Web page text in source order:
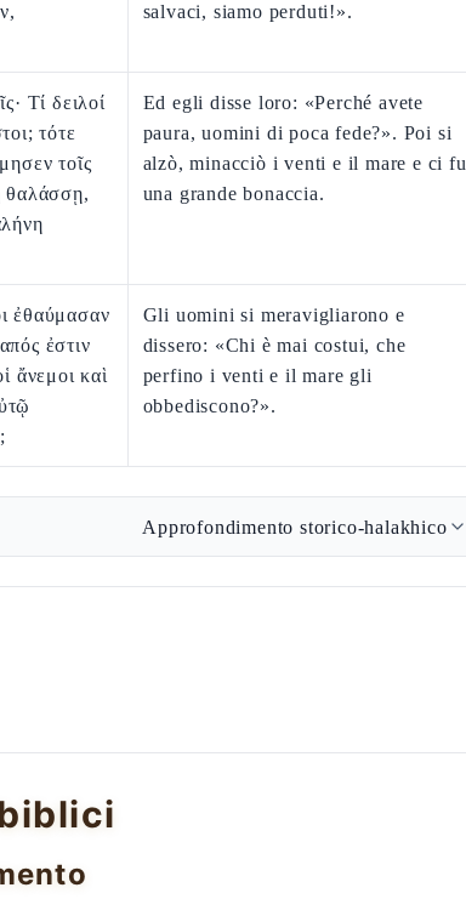
salvaci, siamo perduti!».
Τί δειλοί
τότε
τοῖς
θαλάσσῃ,
Ed egli disse loro: «Perché avete
paura, uomini di poca fede?». Poi si
alzò, minacciò i venti e il mare e ci fu
una grande bonaccia.
ἐθαύμασαν
ἐστιν
ἄνεμοι καὶ
Gli uomini si meravigliarono e
dissero: «Chi è mai costui, che
perfino i venti e il mare gli
obbediscono?».
Approfondimento storico-halakhico